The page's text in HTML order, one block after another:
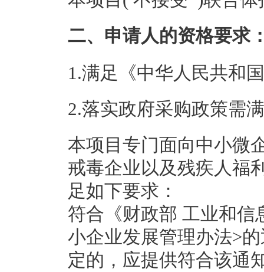
二、申请人的资格要求
1.满足《中华人民共和
2.落实政府采购政策需
本项目专门面向中小微
戒毒企业以及残疾人福
足如下要求：
符合《财政部 工业和信
小企业发展管理办法>
定的，应提供符合该通